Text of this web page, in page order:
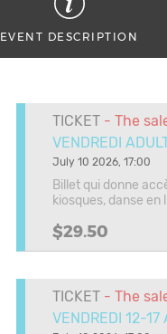
EVENT DESCRIPTION
TICKET- The
VENDREDI
July 10 2026, 17:00
Billet qui donne
kiosques, danse en
$29.50
TICKET- The
VENDREDI 12-